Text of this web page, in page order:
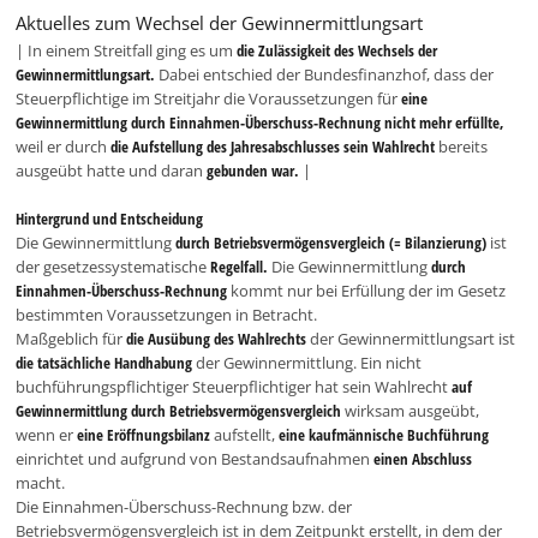
Aktuelles zum Wechsel der Gewinnermittlungsart
| In einem Streitfall ging es umdie Zulässigkeit des Wechsels der
Gewinnermittlungsart. Dabei entschied der Bundesfinanzhof, dass der
Steuerpflichtige im Streitjahr die Voraussetzungen füreine
Gewinnermittlung durch Einnahmen-Überschuss-Rechnung nicht mehr erfüllte,
weil er durch die Aufstellung des Jahresabschlusses sein Wahlrecht bereits
ausgeübt hatte und darangebunden war. |
Hintergrund und Entscheidung
Die Gewinnermittlungdurch Betriebsvermögensvergleich (= Bilanzierung) ist
der gesetzessystematischeRegelfall. Die Gewinnermittlungdurch
Einnahmen-Überschuss-Rechnung kommt nur bei Erfüllung der im Gesetz
bestimmten Voraussetzungen in Betracht.
Maßgeblich fürdie Ausübung des Wahlrechtsder Gewinnermittlungsart ist
die tatsächliche Handhabungder Gewinnermittlung. Ein nicht
buchführungspflichtiger Steuerpflichtiger hat sein Wahlrechtauf
Gewinnermittlung durch Betriebsvermögensvergleich wirksam ausgeübt,
wenn ereine Eröffnungsbilanzaufstellt,eine kaufmännische Buchführung
einrichtet und aufgrund von Bestandsaufnahmeneinen Abschluss
macht.
Die Einnahmen-Überschuss-Rechnung bzw. der
Betriebsvermögensvergleich ist in dem Zeitpunkt erstellt, in dem der